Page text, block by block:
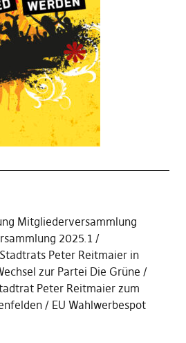
Mitgliederversammlung
2025.1
Peter Reitmaier in
zur Partei Die Grüne
Peter Reitmaier zum
EU Wahlwerbespot